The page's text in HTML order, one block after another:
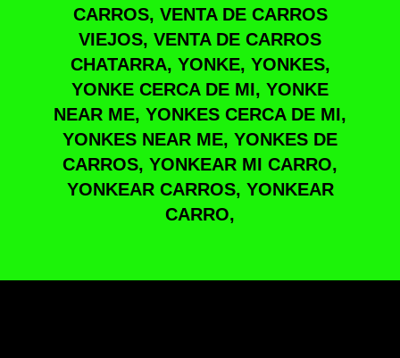
CARROS, VENTA DE CARROS
VIEJOS, VENTA DE CARROS
CHATARRA, YONKE, YONKES,
YONKE CERCA DE MI, YONKE
NEAR ME, YONKES CERCA DE MI,
YONKES NEAR ME, YONKES DE
CARROS, YONKEAR MI CARRO,
YONKEAR CARROS, YONKEAR
CARRO,